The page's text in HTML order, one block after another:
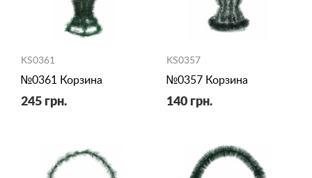
KS0361
№0361 Корзина
245 грн.
KS0357
№0357 Корзина
140 грн.